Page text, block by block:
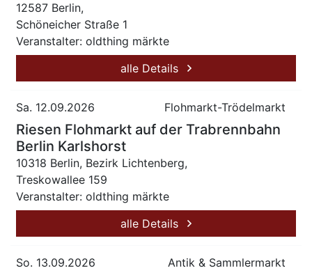
12587 Berlin,
Schöneicher Straße 1
Veranstalter: oldthing märkte
alle Details
Sa. 12.09.2026 Flohmarkt-Trödelmarkt
Riesen Flohmarkt auf der Trabrennbahn
Berlin Karlshorst
10318 Berlin, Bezirk Lichtenberg,
Treskowallee 159
Veranstalter: oldthing märkte
alle Details
So. 13.09.2026 Antik & Sammlermarkt